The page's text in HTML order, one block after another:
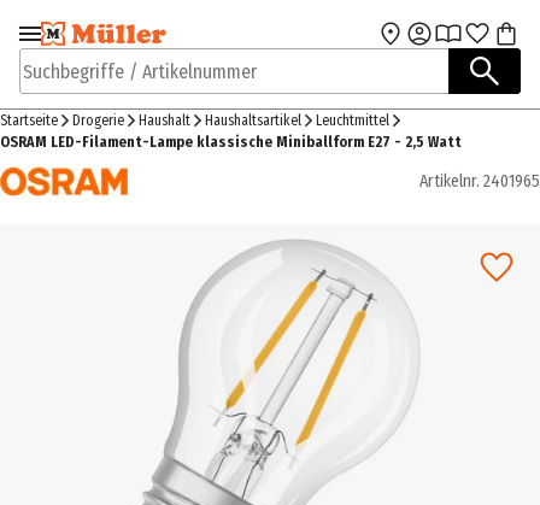
Zur Navigation
springen
Zum Hauptinhalt
Suchbegriffe / Artikelnummer
Startseite Drogerie Haushalt Haushaltsartikel
Leuchtmittel
OSRAM LED-Filament-Lampe klassische Miniballform E27 - 2,5 Watt
Artikelnr. 2401965